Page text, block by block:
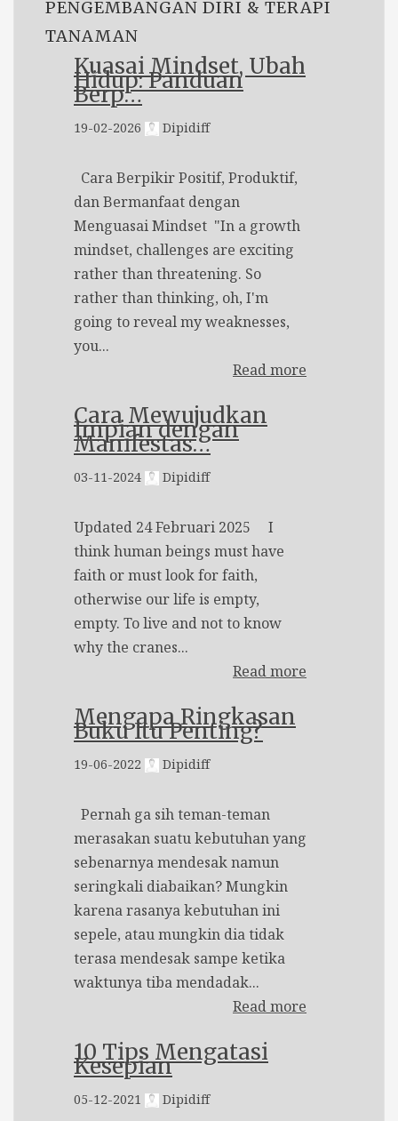
PENGEMBANGAN DIRI & TERAPI
TANAMAN
Kuasai Mindset, Ubah
Hidup: Panduan
Berp…
19-02-2026 Dipidiff
Cara Berpikir Positif, Produktif,
dan Bermanfaat dengan
Menguasai Mindset "In a growth
mindset, challenges are exciting
rather than threatening. So
rather than thinking, oh, I'm
going to reveal my weaknesses,
you...
Read more
Cara Mewujudkan
Impian dengan
Manifestas…
03-11-2024 Dipidiff
Updated 24 Februari 2025 I
think human beings must have
faith or must look for faith,
otherwise our life is empty,
empty. To live and not to know
why the cranes...
Read more
Mengapa Ringkasan
Buku Itu Penting?
19-06-2022 Dipidiff
Pernah ga sih teman-teman
merasakan suatu kebutuhan yang
sebenarnya mendesak namun
seringkali diabaikan? Mungkin
karena rasanya kebutuhan ini
sepele, atau mungkin dia tidak
terasa mendesak sampe ketika
waktunya tiba mendadak...
Read more
10 Tips Mengatasi
Kesepian
05-12-2021 Dipidiff